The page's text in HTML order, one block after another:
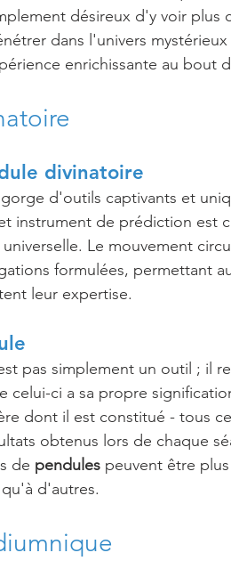
désireux d'y voir plus
dans l'univers mystérieux
enrichissante au bout
divinatoire
d'outils captivants et
instrument de prédiction est
Le mouvement
formulées, permettant
leur expertise.
pas simplement un outil ; il
celui-ci a sa propre
dont il est constitué - tous
obtenus lors de chaque
de pendules peuvent être
d'autres.